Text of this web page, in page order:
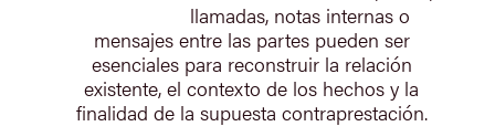
llamadas, notas internas o
mensajes entre las partes pueden ser
esenciales para reconstruir la relación
existente, el contexto de los hechos y la
finalidad de la supuesta contraprestación.